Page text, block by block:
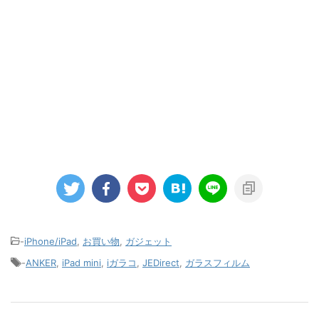
-iPhone/iPad, お買い物, ガジェット
-ANKER, iPad mini, iガラコ, JEDirect, ガラスフィルム